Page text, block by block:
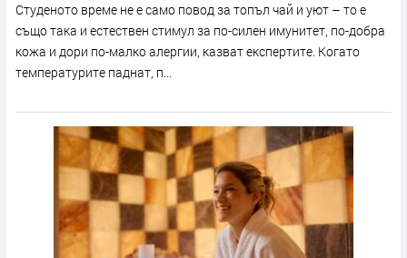
Студеното време не е само повод за топъл чай и уют – то е
също така и естествен стимул за по-силен имунитет, по-добра
кожа и дори по-малко алергии, казват експертите. Когато
температурите паднат, п...